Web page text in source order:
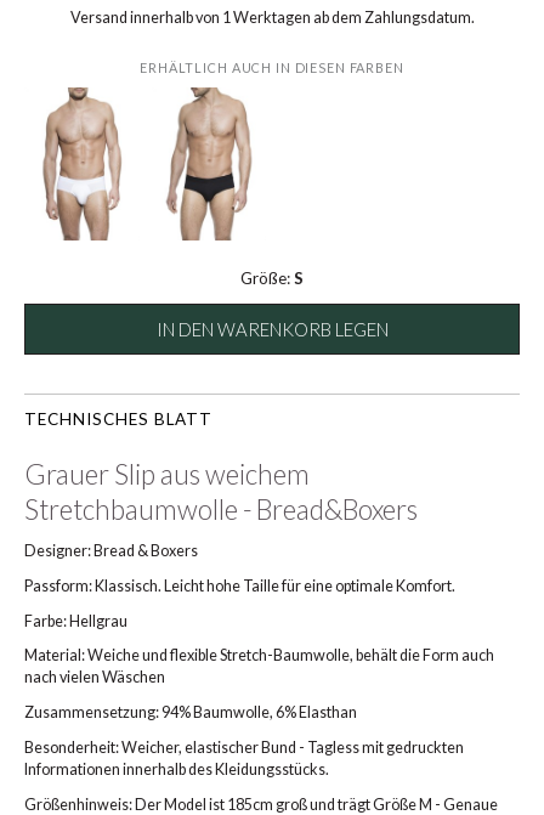
Versand innerhalb von 1 Werktagen ab dem Zahlungsdatum.
ERHÄLTLICH AUCH IN DIESEN FARBEN
Größe:S
IN DEN WARENKORB LEGEN
TECHNISCHES BLATT
Grauer Slip aus weichem
Stretchbaumwolle - Bread&Boxers
Designer: Bread & Boxers
Passform: Klassisch. Leicht hohe Taille für eine optimale Komfort.
Farbe: Hellgrau
Material: Weiche und flexible Stretch-Baumwolle, behält die Form auch
nach vielen Wäschen
Zusammensetzung: 94% Baumwolle, 6% Elasthan
Besonderheit: Weicher, elastischer Bund - Tagless mit gedruckten
Informationen innerhalb des Kleidungsstücks.
Größenhinweis: Der Model ist 185cm groß und trägt Größe M - Genaue